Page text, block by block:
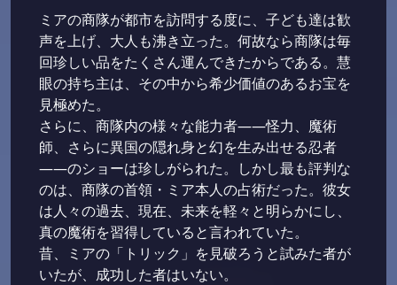
ミアの商隊が都市を訪問する度に、子ども達は歓
声を上げ、大人も沸き立った。何故なら商隊は毎
回珍しい品をたくさん運んできたからである。慧
眼の持ち主は、その中から希少価値のあるお宝を
見極めた。
さらに、商隊内の様々な能力者――怪力、魔術
師、さらに異国の隠れ身と幻を生み出せる忍者
――のショーは珍しがられた。しかし最も評判な
のは、商隊の首領・ミア本人の占術だった。彼女
は人々の過去、現在、未来を軽々と明らかにし、
真の魔術を習得していると言われていた。
昔、ミアの「トリック」を見破ろうと試みた者が
いたが、成功した者はいない。